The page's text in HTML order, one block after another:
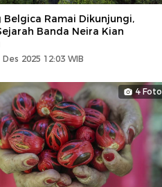
Belgica Ramai Dikunjungi,
Banda Neira Kian
2025 12:03 WIB
4 Foto